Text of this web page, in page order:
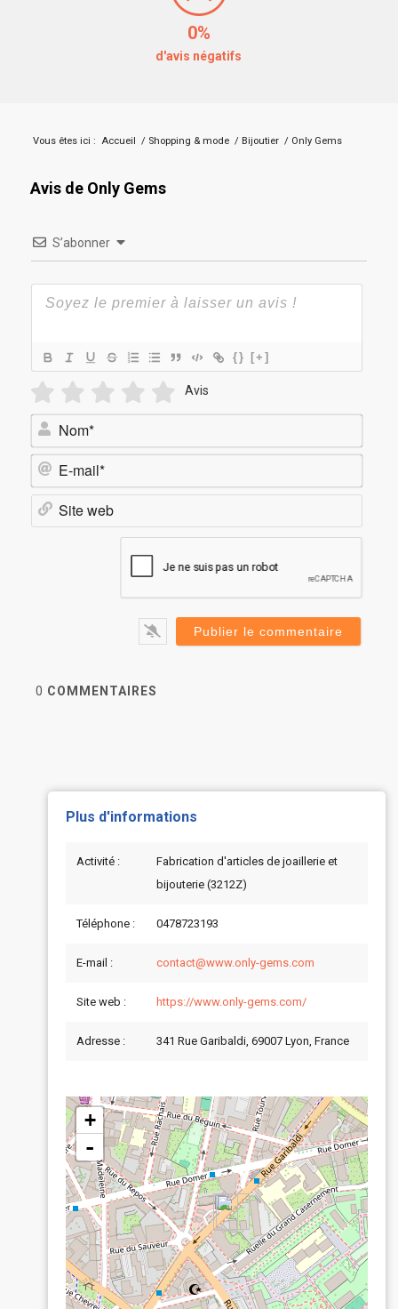
0%
d'avis négatifs
Vous êtes ici : Accueil / Shopping & mode / Bijoutier / Only Gems
Avis de Only Gems
S’abonner
{} [+]
Avis
Nom*
E-
0 COMMENTAIRES
Plus d'informations
Activité :
Fabrication d'articles de joaillerie et
bijouterie (3212Z)
Téléphone : 0478723193
E-mail : contact@www.only-gems.com
Site web : https://www.only-gems.com/
Adresse : 341 Rue Garibaldi, 69007 Lyon, France
+
-